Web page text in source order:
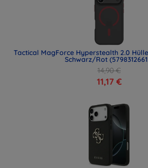
Tactical MagForce Hyperstealth 2.0
Schwarz/Rot
14,90 €
11,17 €